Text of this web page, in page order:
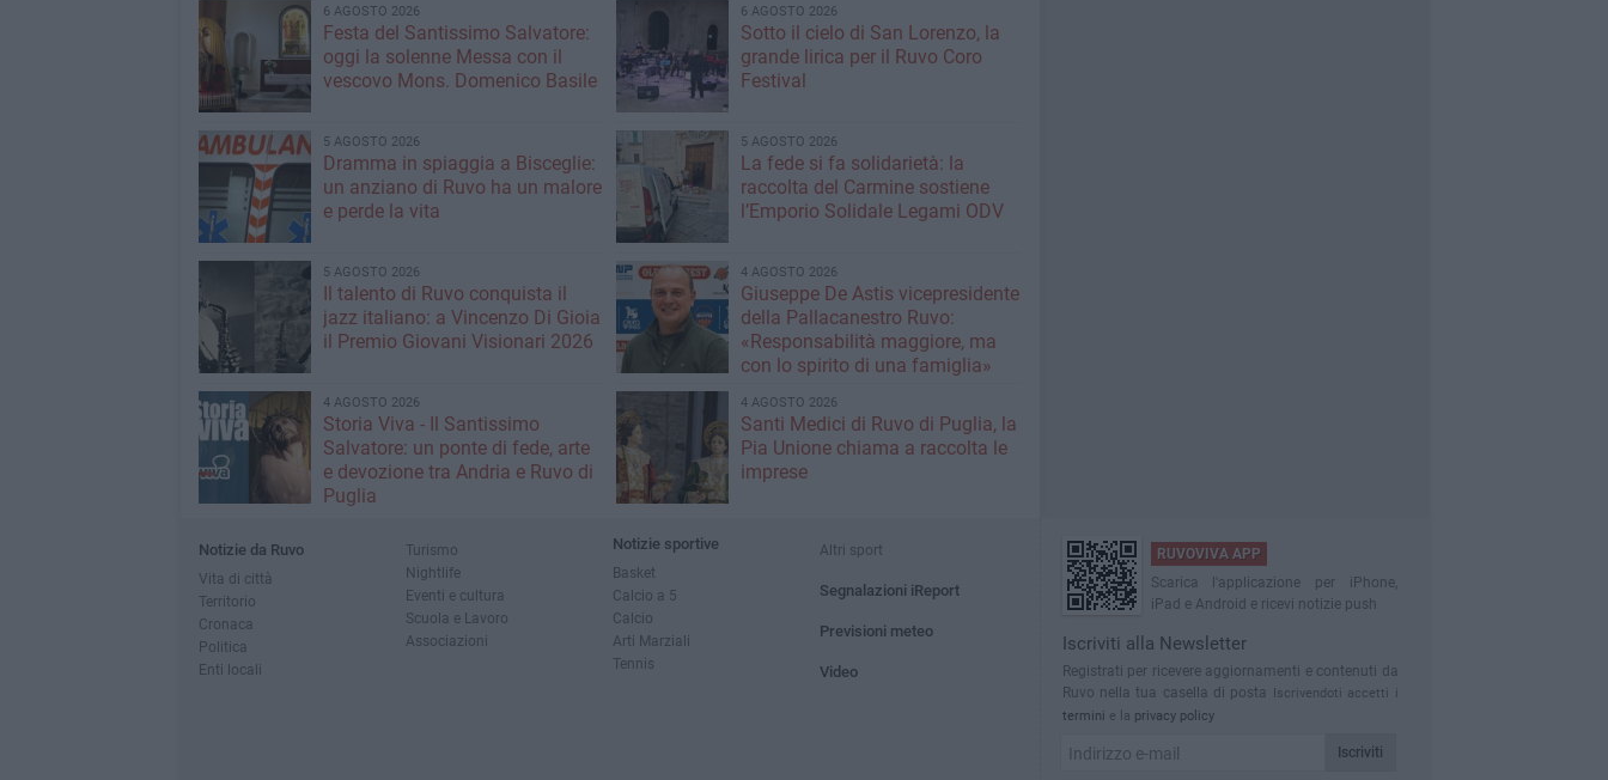
6 AGOSTO 2026
Festa del Santissimo Salvatore:
oggi la solenne Messa con il
vescovo Mons. Domenico Basile
6 AGOSTO 2026
Sotto il cielo di San Lorenzo, la
grande lirica per il Ruvo Coro
Festival
5 AGOSTO 2026
Dramma in spiaggia a Bisceglie:
un anziano di Ruvo ha un malore
e perde la vita
5 AGOSTO 2026
La fede si fa solidarietà: la
raccolta del Carmine sostiene
l’Emporio Solidale Legami ODV
5 AGOSTO 2026
Il talento di Ruvo conquista il
jazz italiano: a Vincenzo Di Gioia
il Premio Giovani Visionari 2026
4 AGOSTO 2026
Giuseppe De Astis vicepresidente
della Pallacanestro Ruvo:
«Responsabilità maggiore, ma
con lo spirito di una famiglia»
4 AGOSTO 2026
Storia Viva - Il Santissimo
Salvatore: un ponte di fede, arte
e devozione tra Andria e Ruvo di
Puglia
4 AGOSTO 2026
Santi Medici di Ruvo di Puglia, la
Pia Unione chiama a raccolta le
imprese
Notizie da Ruvo
Vita di città
Territorio
Cronaca
Politica
Enti locali
Turismo
Nightlife
Eventi e cultura
Scuola e Lavoro
Associazioni
Notizie sportive
Basket
Calcio a 5
Calcio
Arti Marziali
Tennis
Altri sport
Segnalazioni iReport
Previsioni meteo
Video
RUVOVIVA APP
Scarica l'applicazione per iPhone,
iPad e Android e ricevi notizie push
Iscriviti alla Newsletter
Registrati per ricevere aggiornamenti e contenuti da
Ruvo nella tua casella di posta Iscrivendoti accetti i
termini e la privacy policy
Iscriviti